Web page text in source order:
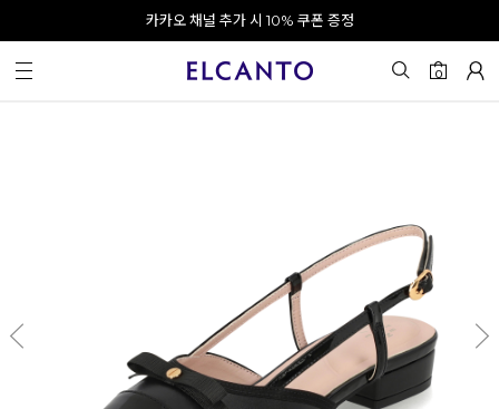
오전 10시 이전 결제 완료 시 오늘 출발!
회원가입 시 최대 20% 쿠폰 지급
카카오 채널 추가 시 10% 쿠폰 증정
0